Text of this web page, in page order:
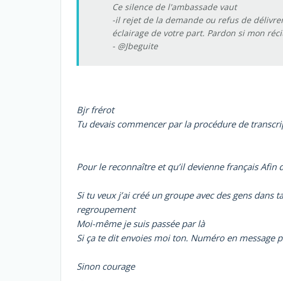
Ce silence de l'ambassade vaut
-il rejet de la demande ou refus de
éclairage de votre part. Pardon si mon
- @Jbeguite
Bjr frérot
Tu devais commencer par la procédure de
Pour le reconnaître et qu’il devienne français Afin
Si tu veux j’ai créé un groupe avec des gens dans
regroupement
Moi-même je suis passée par là
Si ça te dit envoies moi ton. Numéro en message
Sinon courage